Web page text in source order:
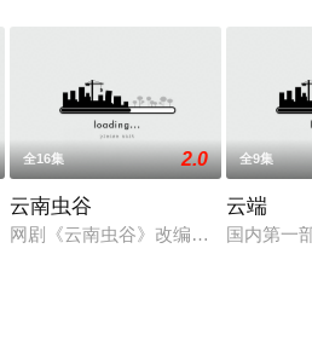
景，从全新的视角讲述一个撼人心
全16集 2.0
云南虫谷
网剧《云南虫谷》改编自天下霸唱小
全9集
云端
国内第一